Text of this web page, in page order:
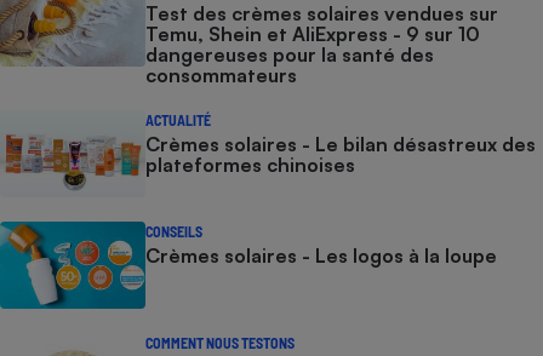
Test des crèmes solaires vendues sur
Temu, Shein et AliExpress - 9 sur 10
dangereuses pour la santé des
consommateurs
ACTUALITÉ
Crèmes solaires - Le bilan désastreux des
plateformes chinoises
CONSEILS
Crèmes solaires - Les logos à la loupe
COMMENT NOUS TESTONS